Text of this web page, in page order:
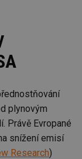
plynovým
Právě Evropané
snížení emisí
Research)